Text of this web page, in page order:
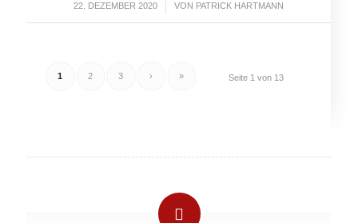
22. DEZEMBER 2020
/ VON PATRICK HARTMANN
Seite 1 von 13
1 2 3 › »